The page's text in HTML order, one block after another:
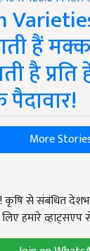
हैं
है
More
कृषि से संबंधित
हमारे व्हाट्सएप